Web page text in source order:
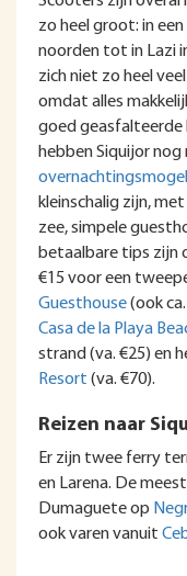
zo heel groot: in
noorden tot in Lazi
zich niet zo heel
omdat alles
goed
hebben Siquijor
kleinschalig zijn,
zee, simpele
betaalbare tips zijn
€15 voor een
Guesthouse(ook
Casa de la Playa
strand (va. €25) en
Resort (va. €70).
Reizen naar
Er zijn twee ferry
en Larena. De
Dumaguete op
ook varen vanuit